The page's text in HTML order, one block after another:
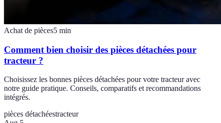
Achat de pièces5 min
Comment bien choisir des pièces détachées pour
tracteur ?
Choisissez les bonnes pièces détachées pour votre tracteur avec
notre guide pratique. Conseils, comparatifs et recommandations
intégrés.
pièces détachéestracteur